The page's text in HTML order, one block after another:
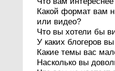
Какой формат вам
или видео?
Что вы хотели бы
У каких блогеров
Какие темы вас
Насколько вы